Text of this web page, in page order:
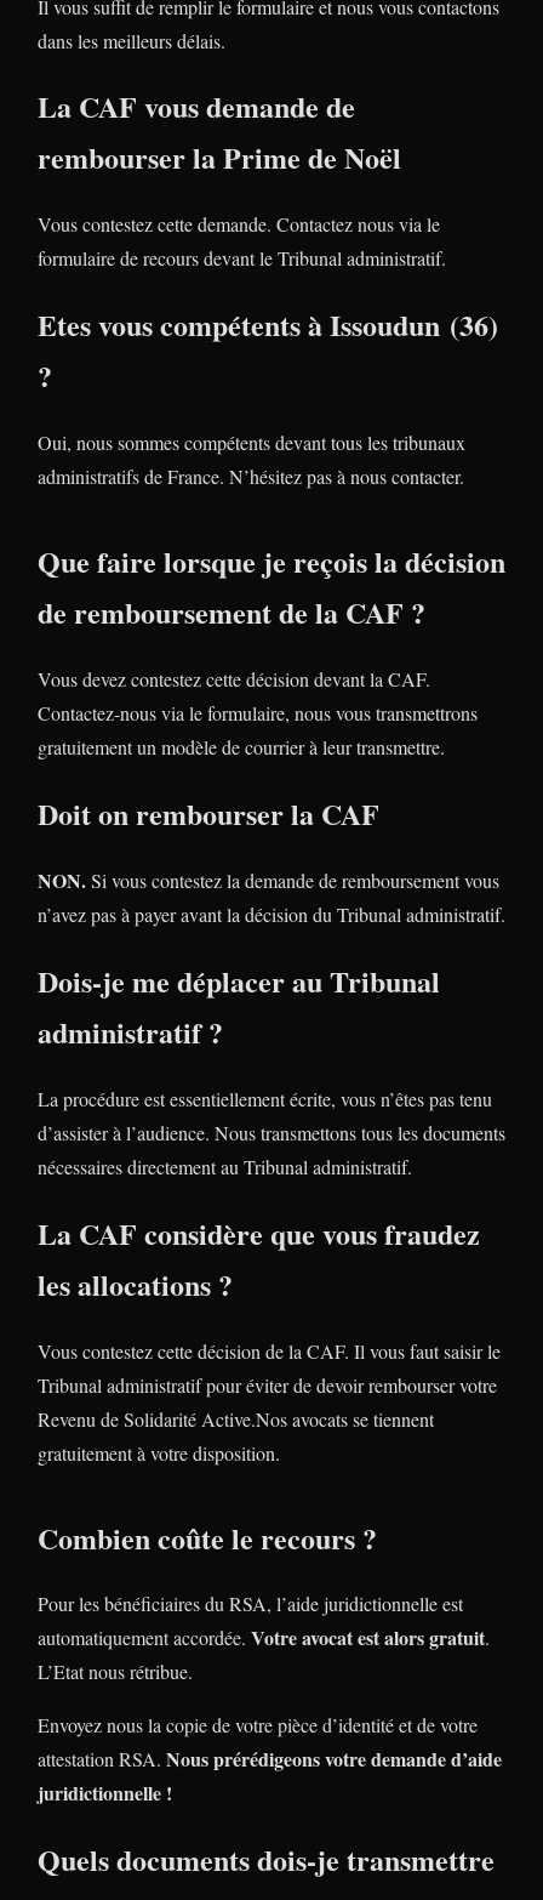
Il vous suffit de remplir le formulaire et nous vous contactons
dans les meilleurs délais.
La CAF vous demande de
rembourser la Prime de Noël
Vous contestez cette demande. Contactez nous via le
formulaire de recours devant le Tribunal administratif.
Etes vous compétents à Issoudun (36)
?
Oui, nous sommes compétents devant tous les tribunaux
administratifs de France. N’hésitez pas à nous contacter.
Que faire lorsque je reçois la décision
de remboursement de la CAF ?
Vous devez contestez cette décision devant la CAF.
Contactez-nous via le formulaire, nous vous transmettrons
gratuitement un modèle de courrier à leur transmettre.
Doit on rembourser la CAF
NON.Si vous contestez la demande de remboursement vous
n’avez pas à payer avant la décision du Tribunal administratif.
Dois-je me déplacer au Tribunal
administratif ?
La procédure est essentiellement écrite, vous n’êtes pas tenu
d’assister à l’audience. Nous transmettons tous les documents
nécessaires directement au Tribunal administratif.
La CAF considère que vous fraudez
les allocations ?
Vous contestez cette décision de la CAF. Il vous faut saisir le
Tribunal administratif pour éviter de devoir rembourser votre
Revenu de Solidarité Active.Nos avocats se tiennent
gratuitement à votre disposition.
Combien coûte le recours ?
Pour les bénéficiaires du RSA, l’aide juridictionnelle est
automatiquement accordée. Votre avocat est alors gratuit.
L’Etat nous rétribue.
Envoyez nous la copie de votre pièce d’identité et de votre
attestation RSA. Nous prérédigeons votre demande d’aide
juridictionnelle !
Quels documents dois-je transmettre